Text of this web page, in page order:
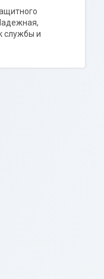
службы и